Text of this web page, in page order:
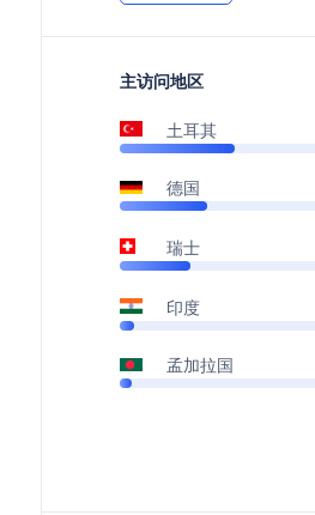
主访问地区
土耳其
德国
瑞士
印度
孟加拉国